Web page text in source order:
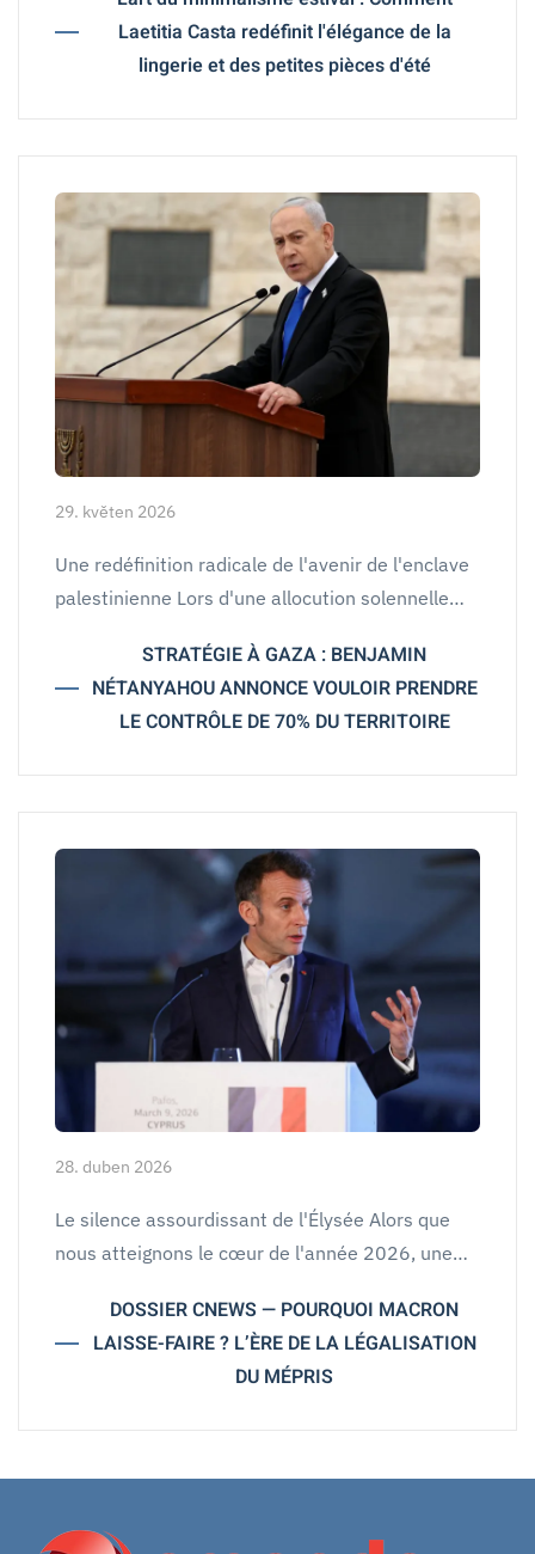
Laetitia Casta redéfinit l'élégance de la
lingerie et des petites pièces d'été
29. květen 2026
Une redéfinition radicale de l'avenir de l'enclave
palestinienne Lors d'une allocution solennelle…
STRATÉGIE À GAZA : BENJAMIN
NÉTANYAHOU ANNONCE VOULOIR PRENDRE
LE CONTRÔLE DE 70% DU TERRITOIRE
28. duben 2026
Le silence assourdissant de l'Élysée Alors que
nous atteignons le cœur de l'année 2026, une…
DOSSIER CNEWS — POURQUOI MACRON
LAISSE-FAIRE ? L’ÈRE DE LA LÉGALISATION
DU MÉPRIS